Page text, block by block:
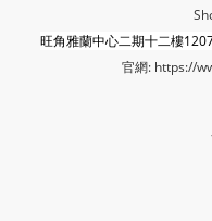
旺角雅蘭中心二期十二樓
官網: https://